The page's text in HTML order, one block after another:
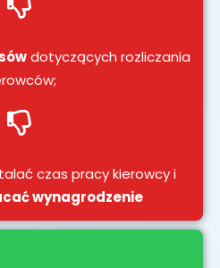
dotyczących rozliczania
czas pracy kierowcy i
wynagrodzenie